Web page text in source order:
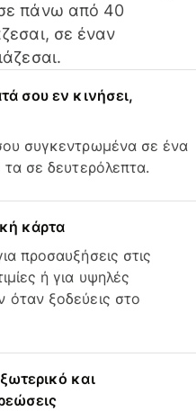
πάνω από 40
σε έναν
σου εν κινήσει,
συγκεντρωμένα σε ένα
τα σε δευτερόλεπτα.
κάρτα
προσαυξήσεις στις
ή για υψηλές
ξοδεύεις στο
και